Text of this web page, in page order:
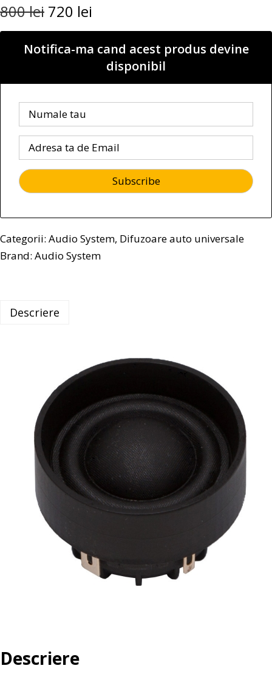
800lei 720 lei
Notifica-ma cand acest produs devine
disponibil
Categorii: Audio System, Difuzoare auto universale
Brand: Audio System
Descriere
Descriere